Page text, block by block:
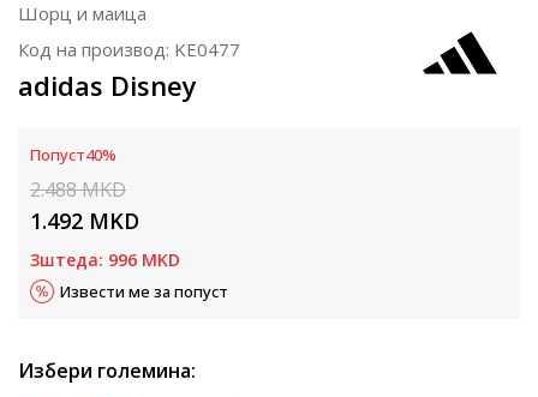
Шорц и маица
Код на производ: KE0477
adidas Disney
Попуст40%
2.488MKD
1.492 MKD
Зштеда: 996 MKD
Извести ме за попуст
Избери големина: